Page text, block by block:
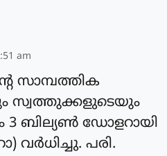
am
സാമ്പത്തിക
സ്വത്തുക്കളുടെയും
3 ബില്യണ്‍ ഡോളറായി
വർധിച്ചു. പരി.